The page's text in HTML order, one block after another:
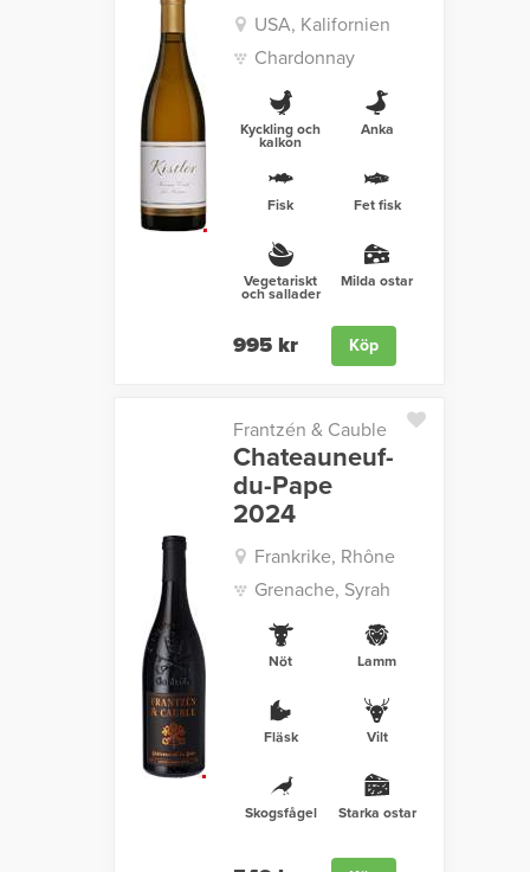
USA, Kalifornien
Chardonnay
Kyckling och
kalkon
Anka
Fisk Fet fisk
Vegetariskt
och sallader
Milda ostar
995 kr Köp
Frantzén & Cauble
Chateauneuf-
du-Pape
2024
Frankrike, Rhône
Grenache, Syrah
Nöt Lamm
Fläsk Vilt
Skogsfågel Starka ostar